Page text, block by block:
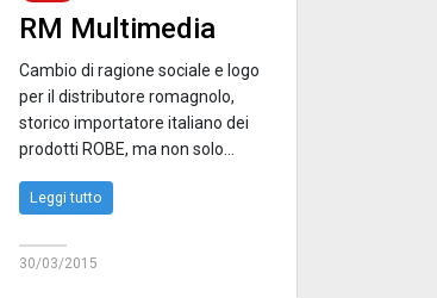
RM Multimedia
Cambio di ragione sociale e logo
per il distributore romagnolo,
storico importatore italiano dei
prodotti ROBE, ma non solo...
Leggi tutto
30/03/2015